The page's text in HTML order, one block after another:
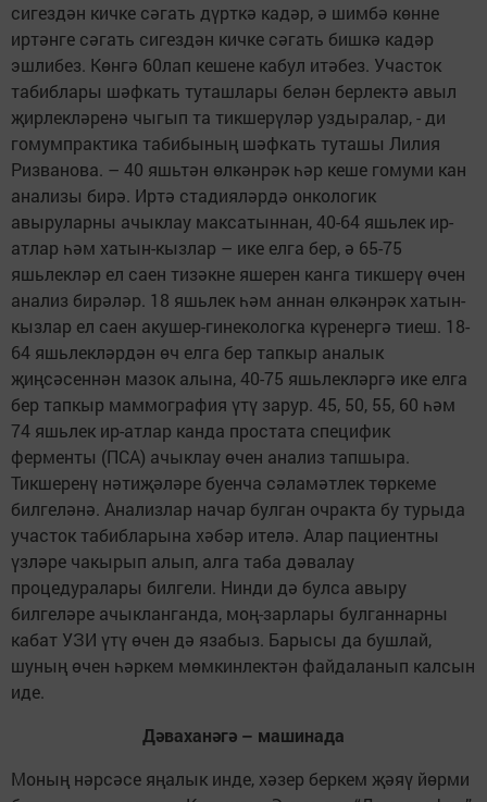
сигездән кичке сәгать дүрткә кадәр, ә шимбә көнне
иртәнге сәгать сигездән кичке сәгать бишкә кадәр
эшлибез. Көнгә 60лап кешене кабул итәбез. Участок
табиблары шәфкать туташлары белән берлектә авыл
җирлекләренә чыгып та тикшерүләр уздыралар, - ди
гомумпрактика табибының шәфкать туташы Лилия
Ризванова. – 40 яшьтән өлкәнрәк һәр кеше гомуми кан
анализы бирә. Иртә стадияләрдә онкологик
авыруларны ачыклау максатыннан, 40-64 яшьлек ир-
атлар һәм хатын-кызлар – ике елга бер, ә 65-75
яшьлекләр ел саен тизәкне яшерен канга тикшерү өчен
анализ бирәләр. 18 яшьлек һәм аннан өлкәнрәк хатын-
кызлар ел саен акушер-гинекологка күренергә тиеш. 18-
64 яшьлекләрдән өч елга бер тапкыр аналык
җиңсәсеннән мазок алына, 40-75 яшьлекләргә ике елга
бер тапкыр маммография үтү зарур. 45, 50, 55, 60 һәм
74 яшьлек ир-атлар канда простата специфик
ферменты (ПСА) ачыклау өчен анализ тапшыра.
Тикшеренү нәтиҗәләре буенча сәламәтлек төркеме
билгеләнә. Анализлар начар булган очракта бу турыда
участок табибларына хәбәр ителә. Алар пациентны
үзләре чакырып алып, алга таба дәвалау
процедуралары билгели. Нинди дә булса авыру
билгеләре ачыкланганда, моң-зарлары булганнарны
кабат УЗИ үтү өчен дә язабыз. Барысы да бушлай,
шуның өчен һәркем мөмкинлектән файдаланып калсын
иде.
Дәваханәгә – машинада
Моның нәрсәсе яңалык инде, хәзер беркем җәяү йөрми